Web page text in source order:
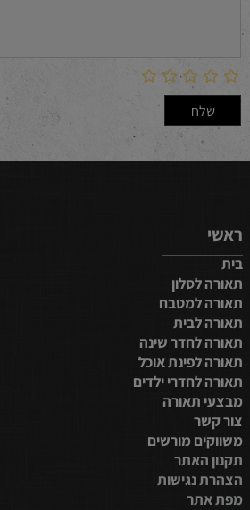
ראשי
בית
תאורה לסלון
תאורה למטבח
תאורה לבית
תאורה לחדר שינה
תאורה לפינת אוכל
תאורה לחדרי ילדים
מבצעי תאורה
צור קשר
משווקים מורשים
תקנון האתר
הצהרת נגישות
מפת אתר